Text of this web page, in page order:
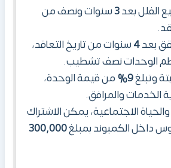
الفلل بعد3سنوات ونصف من
بعد4سنوات من تاريخ التعاقد،
الوحدات نصف تشطيب.
وتبلغ9%
من قيمة الوحدة،
الخدمات والمرافق.
الاجتماعية، يمكن الاشتراك
داخل الكمبوند بمبلغ300,000